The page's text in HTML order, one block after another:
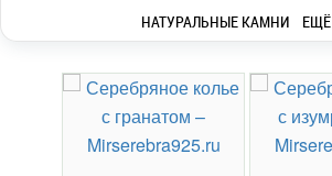
НАТУРАЛЬНЫЕ КАМНИ
ЕЩЁ